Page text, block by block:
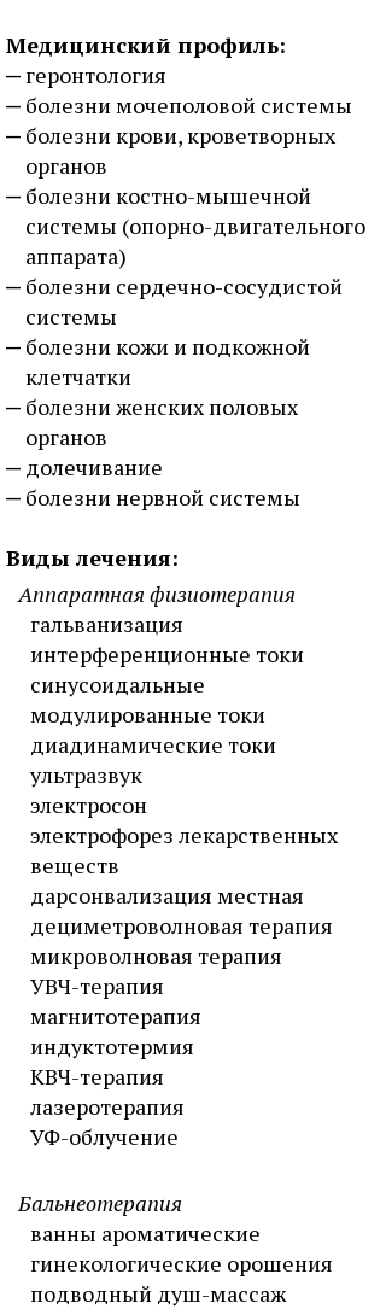
Медицинский профиль:
геронтология
болезни мочеполовой системы
болезни крови, кроветворных
органов
болезни костно-мышечной
системы (опорно-двигательного
аппарата)
болезни сердечно-сосудистой
системы
болезни кожи и подкожной
клетчатки
болезни женских половых
органов
долечивание
болезни нервной системы
Виды лечения:
Аппаратная физиотерапия
гальванизация
интерференционные токи
синусоидальные
модулированные токи
диадинамические токи
ультразвук
электросон
электрофорез лекарственных
веществ
дарсонвализация местная
дециметроволновая терапия
микроволновая терапия
УВЧ-терапия
магнитотерапия
индуктотермия
КВЧ-терапия
лазеротерапия
УФ-облучение
Бальнеотерапия
ванны ароматические
гинекологические орошения
подводный душ-массаж